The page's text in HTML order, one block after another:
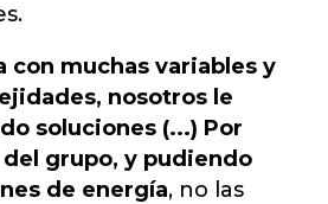
con muchas variables y
nosotros le
soluciones (...) Por
grupo, y pudiendo
de energía, no las